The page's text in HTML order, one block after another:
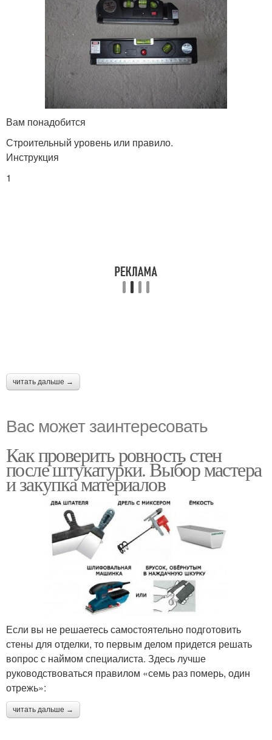
Вам понадобится
Строительный уровень или правило.
Инструкция
1
читать дальше →
Вас может заинтересовать
Как проверить ровность стен
после штукатурки. Выбор мастера
и закупка материалов
Если вы не решаетесь самостоятельно подготовить
стены для отделки, то первым делом придется решать
вопрос с наймом специалиста. Здесь лучше
руководствоваться правилом «семь раз померь, один
отрежь»:
читать дальше →